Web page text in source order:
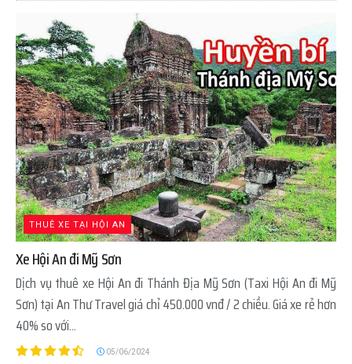
THUÊ XE TẠI HỘI AN
Xe Hội An đi Mỹ Sơn
Dịch vụ thuê xe Hội An đi Thánh Địa Mỹ Sơn (Taxi Hội An đi Mỹ
Sơn) tại An Thư Travel giá chỉ 450.000 vnđ / 2 chiều. Giá xe rẻ hơn
40% so với...
05/06/2024